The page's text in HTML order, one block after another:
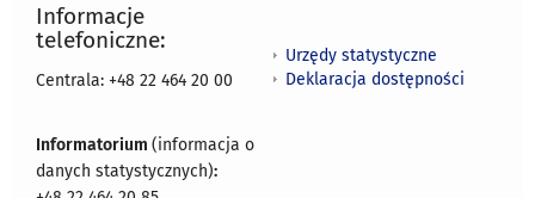
Informacje
telefoniczne:
Centrala: +48 22 464 20 00
Informatorium (informacja o
danych statystycznych):
Urzędy statystyczne
Deklaracja dostępności